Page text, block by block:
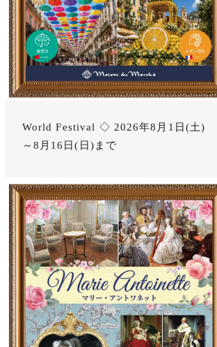
World Festival ◇ 2026年8月1日(土)
～8月16日(日)まで